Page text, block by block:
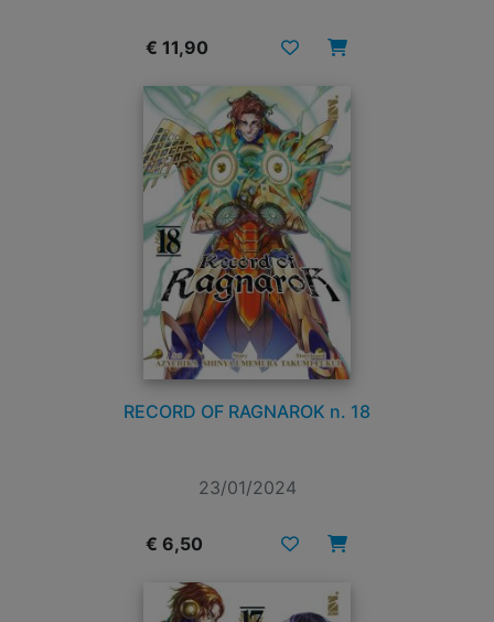
€ 11,90
RECORD OF RAGNAROK n. 18
23/01/2024
€ 6,50